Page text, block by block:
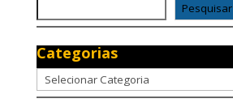
Pesquisar
Categorias
Categorias